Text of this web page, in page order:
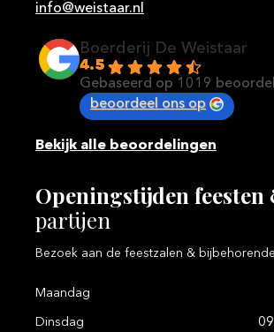
info@weistaar.nl
Boerderij De Weistaar
4.5
Gebaseerd op 1019
beoordeel ons op
Bekijk alle beoordelingen
Openingstijden feesten
partijen
Bezoek aan de feestzalen &
Maandag
Dinsdag